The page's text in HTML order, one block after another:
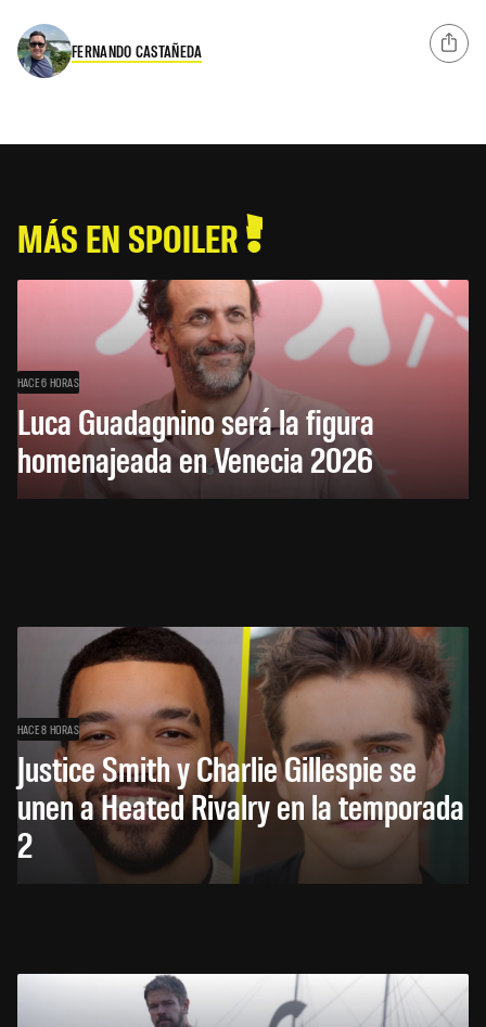
FERNANDO CASTAÑEDA
MÁS EN SPOILER
HACE 6 HORAS
Luca Guadagnino será la figura
homenajeada en Venecia 2026
HACE 8 HORAS
Justice Smith y Charlie Gillespie se
unen a Heated Rivalry en la temporada
2